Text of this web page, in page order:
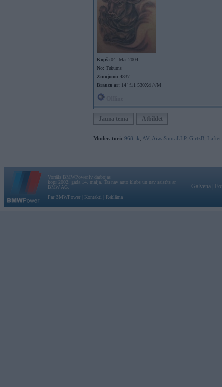
Kopš: 04. Mar 2004
No: Tukums
Ziņojumi: 4837
Braucu ar: 14` f11 530Xd ///M
Jauna tēma Atbildēt
Moderatori: 968-jk AV AiwaShuraLLP, GirtzB Lafter
Vortāls BMWPower.lv darbojas
kopš 2002. gada 14. maija. Tas nav auto klubs un nav saistīts ar
BMW AG.
Par BMWPower
Kontakti Reklāma
Galvena